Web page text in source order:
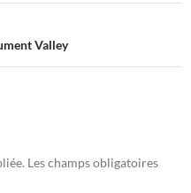
Valley
Les champs obligatoires